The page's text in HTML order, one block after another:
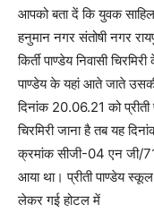
आपको बता दें कि युवक साहिल
हनुमान नगर संतोषी नगर
किर्ती पाण्डेय निवासी
पाण्डेय के यहां आते जाते
दिनांक 20.06.21 को
चिरमिरी जाना है तब यह
क्रमांक सीजी-04 एन जी/
आया था। प्रीती पाण्डेय
लेकर गई होटल में